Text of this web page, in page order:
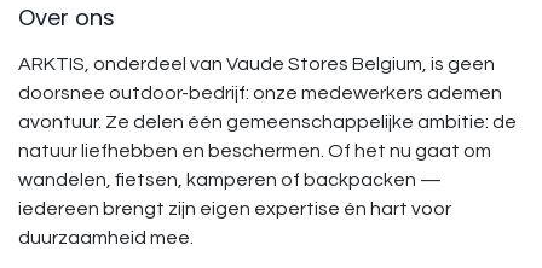
Over ons
ARKTIS, onderdeel van Vaude Stores Belgium, is geen
doorsnee outdoor-bedrijf: onze medewerkers ademen
avontuur. Ze delen één gemeenschappelijke ambitie: de
natuur liefhebben en beschermen. Of het nu gaat om
wandelen, fietsen, kamperen of backpacken —
iedereen brengt zijn eigen expertise én hart voor
duurzaamheid mee.